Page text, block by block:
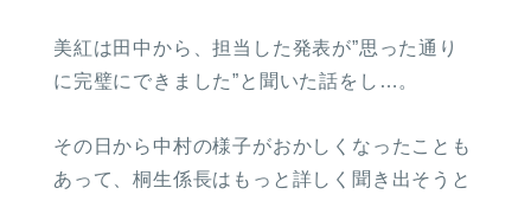
美紅は田中から、担当した発表が”思った通り
に完璧にできました”と聞いた話をし…。
その日から中村の様子がおかしくなったことも
あって、桐生係長はもっと詳しく聞き出そうと